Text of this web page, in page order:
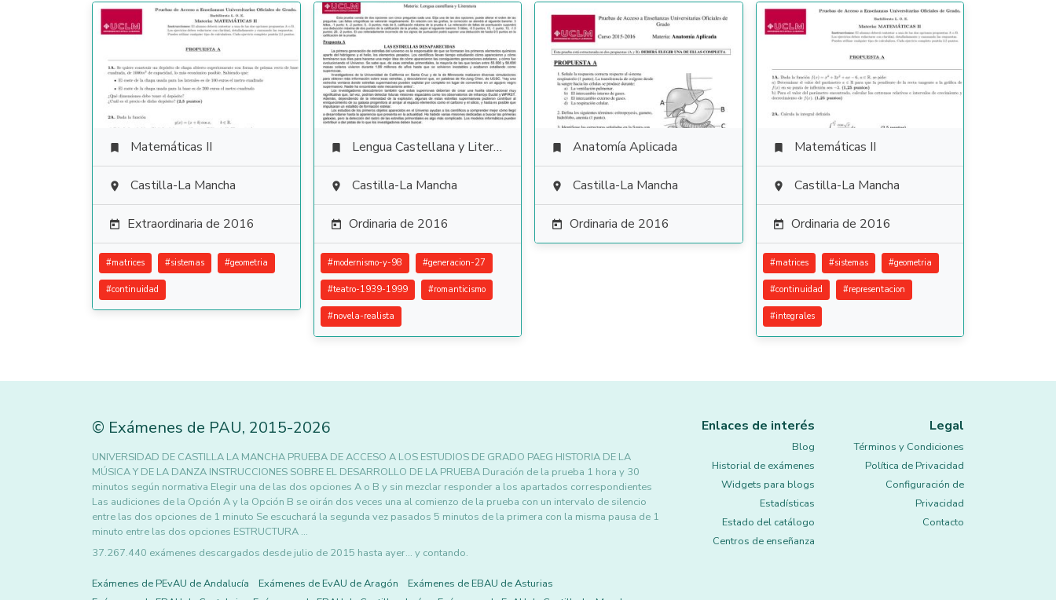
 Matemáticas II
 Castilla-La Mancha
 Extraordinaria de 2016
#matrices #sistemas #geometria
#continuidad
 Lengua Castellana y Literatura
 Castilla-La Mancha
 Ordinaria de 2016
#modernismo-y-98 #generacion-27
#teatro-1939-1999 #romanticismo
#novela-realista
 Anatomía Aplicada
 Castilla-La Mancha
 Ordinaria de 2016
 Matemáticas II
 Castilla-La Mancha
 Ordinaria de 2016
#matrices #sistemas #geometria
#continuidad #representacion
#integrales
© Exámenes de PAU, 2015-2026
UNIVERSIDAD DE CASTILLA LA MANCHA PRUEBA DE ACCESO A LOS ESTUDIOS DE GRADO PAEG HISTORIA DE LA
MÚSICA Y DE LA DANZA INSTRUCCIONES SOBRE EL DESARROLLO DE LA PRUEBA Duración de la prueba 1 hora y 30
minutos según normativa Elegir una de las dos opciones A o B y sin mezclar responder a los apartados correspondientes
Las audiciones de la Opción A y la Opción B se oirán dos veces una al comienzo de la prueba con un intervalo de silencio
entre las dos opciones de 1 minuto Se escuchará la segunda vez pasados 5 minutos de la primera con la misma pausa de 1
minuto entre las dos opciones ESTRUCTURA …
37.267.440 exámenes descargados desde julio de 2015 hasta ayer... y contando.
Exámenes de PEvAU de Andalucía Exámenes de EvAU de Aragón
Exámenes de EBAU de Asturias
Enlaces de interés
Blog
Historial de exámenes
Widgets para blogs
Estadísticas
Estado del catálogo
Centros de enseñanza
Legal
Términos y Condiciones
Política de Privacidad
Configuración de
Privacidad
Contacto